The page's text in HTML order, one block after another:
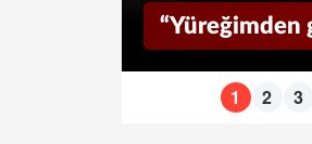
“Yüreğimden
1 2 3